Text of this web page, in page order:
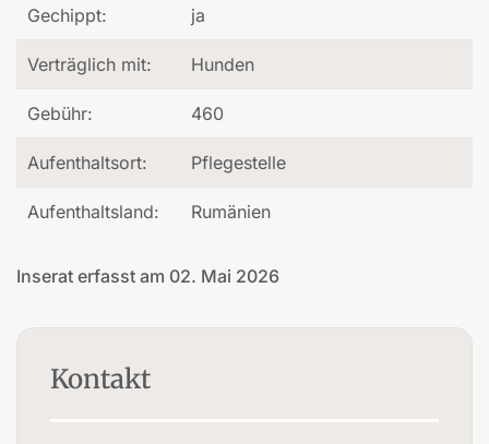
Gechippt: ja
Verträglich mit: Hunden
Gebühr: 460
Aufenthaltsort: Pflegestelle
Aufenthaltsland: Rumänien
Inserat erfasst am 02. Mai 2026
Kontakt